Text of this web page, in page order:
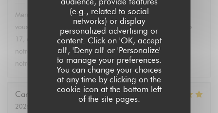
(e.g., related to social
networks) or display
personalized advertising or
content. Click on 'OK, accept
all', 'Deny all' or 'Personalize'
to manage your preferences.
You can change your choices
at any time by clicking on the
cookie icon at the bottom left
of the site pages.
Aux Dés Calés 17 - Legendre has replied to this review
Merci Martin pour vos 5 étoiles ! C'est avec plaisir que nous
vous accueillons dans notre restaurant Bistro Aux Dés Calés
17, où vous pourrez découvrir dès l'arrivée des beaux jours
notre terrasse et nos plats faits maison. À très bientôt dans
notre bistro à Paris ! L'équipe des Aux Dés Calés.
Caroline
2025-02-21